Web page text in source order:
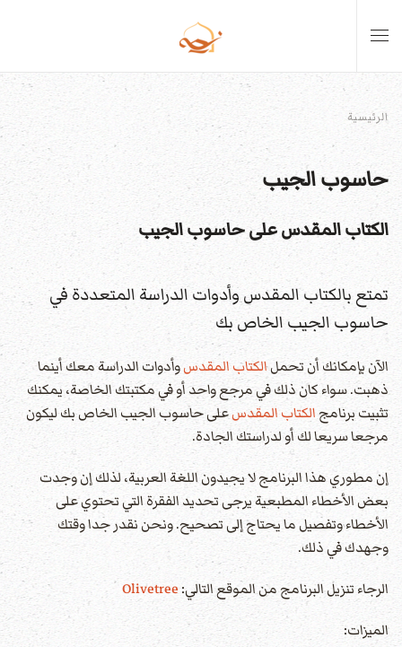
الرئيسية
حاسوب الجيب
الكتاب المقدس على حاسوب الجيب
تمتع بالكتاب المقدس وأدوات الدراسة المتعددة في
حاسوب الجيب الخاص بك
الآن بإمكانك أن تحملالكتاب المقدسوأدوات الدراسة معك أينما
ذهبت. سواء كان ذلك في مرجع واحد أو في مكتبتك الخاصة، يمكنك
تثبيت برنامجالكتاب المقدسعلى حاسوب الجيب الخاص بك ليكون
مرجعا سريعا لك أو لدراستك الجادة.
إن مطوري هذا البرنامج لا يجيدون اللغة العربية، لذلك إن وجدت
بعض الأخطاء المطبعية يرجى تحديد الفقرة التي تحتوي على
الأخطاء وتفصيل ما يحتاج إلى تصحيح. ونحن نقدر جدا وقتك
وجهدك في ذلك.
الرجاء تنزيل البرنامج من الموقع التالي: Olivetree
الميزات: